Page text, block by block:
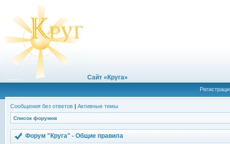
Сайт «Круга»
Сообщения без ответов | Активные темы
Список форумов
Форум "Круга" - Общие правила